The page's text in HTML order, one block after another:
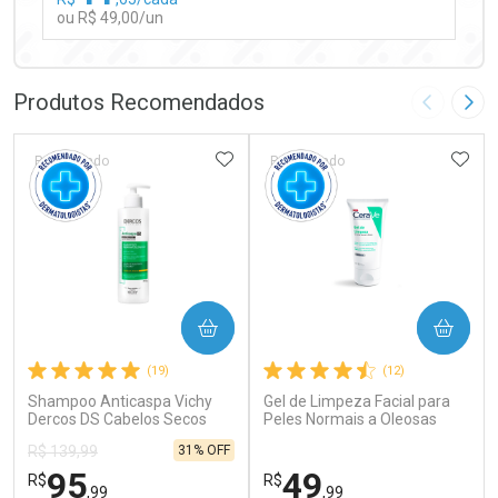
ou R$ 49,00/un
Laboratório
Ativar Desconto
Comprar sem Desconto
Por Menos
Comprar sem Desconto
Produtos Recomendados Imagem
(19)
Shampoo Anticaspa Vichy
Dercos DS Cabelos Secos
Patrocinado
R$ 139,99
R$95,99
31% OFF
ADICIONAR AOS FAVORITOS
COMPRAR
(12)
Gel de Limpeza Facial para
Peles Normais a Oleosas
Patrocinado
R$49,99
COMPRAR